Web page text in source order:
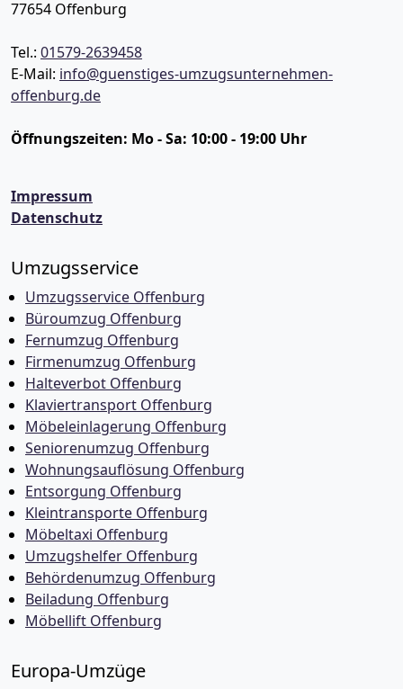
77654 Offenburg
Tel.: 01579-2639458
E-Mail: info@guenstiges-umzugsunternehmen-
offenburg.de
Öffnungszeiten: Mo - Sa: 10:00 - 19:00 Uhr
Impressum
Datenschutz
Umzugsservice
Umzugsservice Offenburg
Büroumzug Offenburg
Fernumzug Offenburg
Firmenumzug Offenburg
Halteverbot Offenburg
Klaviertransport Offenburg
Möbeleinlagerung Offenburg
Seniorenumzug Offenburg
Wohnungsauflösung Offenburg
Entsorgung Offenburg
Kleintransporte Offenburg
Möbeltaxi Offenburg
Umzugshelfer Offenburg
Behördenumzug Offenburg
Beiladung Offenburg
Möbellift Offenburg
Europa-Umzüge